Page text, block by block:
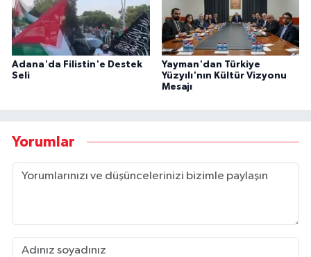
Adana'da Filistin'e Destek
Seli
Yayman'dan Türkiye
Yüzyılı'nın Kültür Vizyonu
Mesajı
Yorumlar